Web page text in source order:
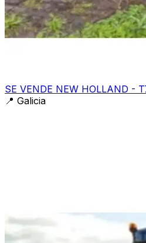
SE VENDE NEW HOLLAND -
📍 Galicia